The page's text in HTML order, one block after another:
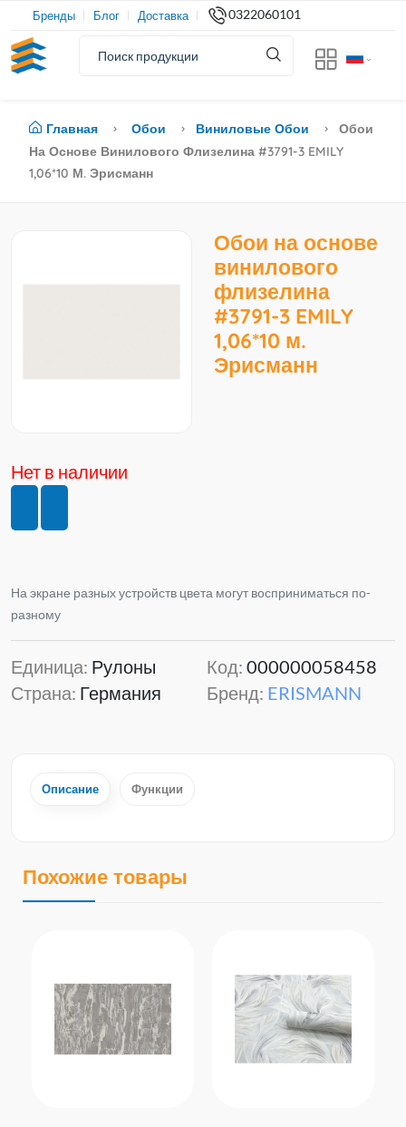
Бренды Блог Доставка 0322060101
Главная Обои Виниловые Обои
Обои
На Основе Винилового Флизелина #3791-3 EMILY
1,06*10 М. Эрисманн
Обои на основе
винилового
флизелина
#3791-3 EMILY
1,06*10 м.
Эрисманн
Нет в наличии
На экране разных устройств цвета могут восприниматься по-
разному
Единица: Рулоны
Страна: Германия
Код: 000000058458
Бренд: ERISMANN
Описание Функции
Похожие товары